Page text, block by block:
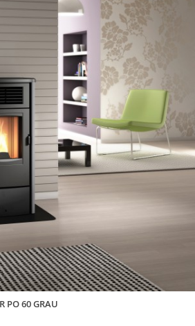
PO 60 GRAU